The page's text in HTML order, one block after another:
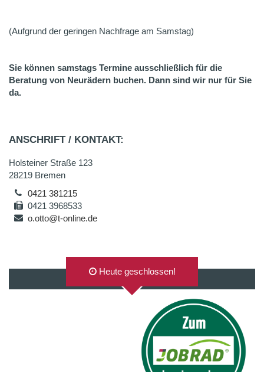
(Aufgrund der geringen Nachfrage am Samstag)
Sie können samstags Termine ausschließlich für die
Beratung von Neurädern buchen. Dann sind wir nur für Sie
da.
ANSCHRIFT / KONTAKT:
Holsteiner Straße 123
28219 Bremen
0421 381215
0421 3968533
o.otto@t-online.de
AUF GOOGLEMAPS ANZEIGEN
Heute geschlossen!